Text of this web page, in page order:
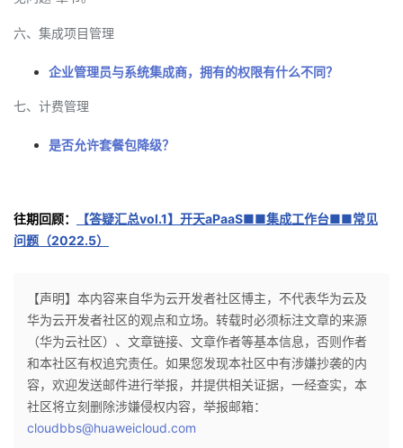
六、集成项目管理
企业管理员与系统集成商，拥有的权限有什么不同？
七、计费管理
是否允许套餐包降级？
往期回顾：
【答疑汇总vol.1】开天aPaaS■■集成工作台■■常见
问题（2022.5）
【声明】本内容来自华为云开发者社区博主，不代表华为云及
华为云开发者社区的观点和立场。转载时必须标注文章的来源
（华为云社区）、文章链接、文章作者等基本信息，否则作者
和本社区有权追究责任。如果您发现本社区中有涉嫌抄袭的内
容，欢迎发送邮件进行举报，并提供相关证据，一经查实，本
社区将立刻删除涉嫌侵权内容，举报邮箱：
cloudbbs@huaweicloud.com